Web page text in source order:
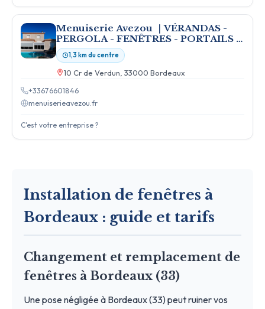
Menuiserie Avezou ｜VÉRANDAS -
PERGOLA - FENÊTRES - PORTAILS -
MENUISERIE, ALU, PVC, BOIS
1,3 km du centre
10 Cr de Verdun, 33000 Bordeaux
+33676601846
menuiserieavezou.fr
C'est votre entreprise ?
Installation de fenêtres à
Bordeaux : guide et tarifs
Changement et remplacement de
fenêtres à Bordeaux (33)
Une pose négligée à Bordeaux (33) peut ruiner vos